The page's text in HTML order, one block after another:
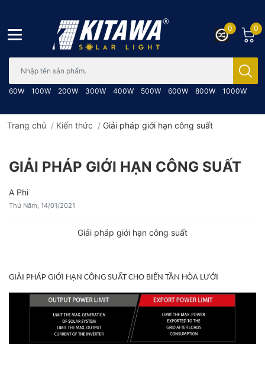
60W 100W 200W 300W 400W 500W 600W 800W 1000W
0
0
Trang chủ / Kiến thức / Giải pháp giới hạn công suất
GIẢI PHÁP GIỚI HẠN CÔNG SUẤT
A Phi
Thứ Năm, 14/01/2021
Giải pháp giới hạn công suất
GIẢI PHÁP GIỚI HẠN CÔNG SUẤT CHO BIẾN TẦN HÒA LƯỚI